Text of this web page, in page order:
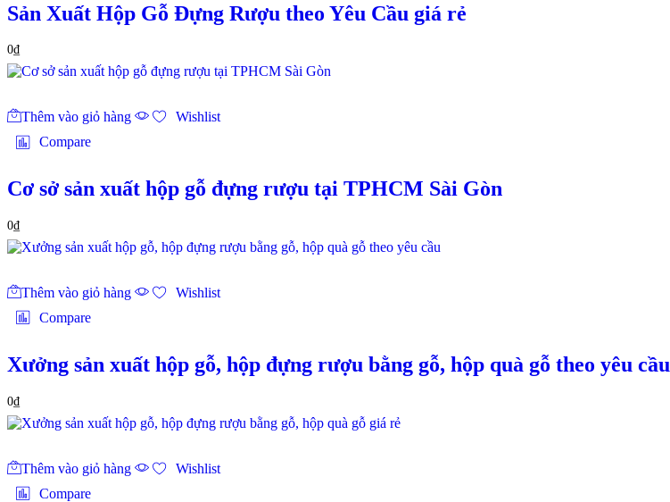
Sản Xuất Hộp Gỗ Đựng Rượu theo Yêu Cầu giá rẻ
0₫
Thêm vào giỏ hàng
Wishlist
Compare
Cơ sở sản xuất hộp gỗ đựng rượu tại TPHCM Sài Gòn
0₫
Thêm vào giỏ hàng
Wishlist
Compare
Xưởng sản xuất hộp gỗ, hộp đựng rượu bằng gỗ, hộp quà gỗ theo yêu cầu
0₫
Thêm vào giỏ hàng
Wishlist
Compare